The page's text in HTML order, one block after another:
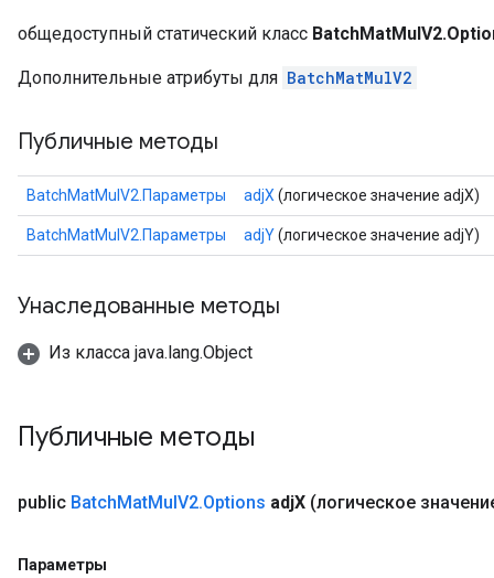
общедоступный статический класс
Дополнительные атрибуты для BatchMatMulV2
Публичные методы
BatchMatMulV2.Параметры adjX (логическое значение adjX)
BatchMatMulV2.Параметры adjY(логическое значение adjY)
Унаследованные методы
Из класса java.lang.Object
Публичные методы
public BatchMatMulV2.Options adjX (логическое
Параметры